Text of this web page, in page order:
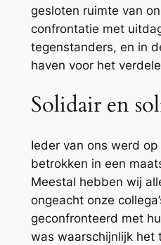
gesloten ruimte van
confrontatie met
tegenstanders, en in
haven voor het
Solidair en
Ieder van ons werd
betrokken in een
Meestal hebben wij
ongeacht onze
geconfronteerd met
was waarschijnlijk het